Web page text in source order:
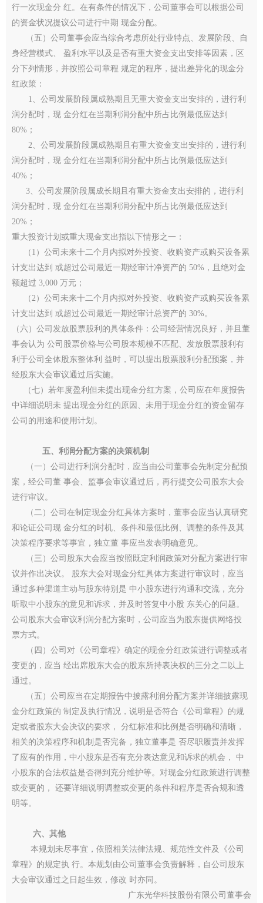
行一次现金分 红。在有条件的情况下，公司董事会可以根据公司
的资金状况提议公司进行中期 现金分配。
（五）公司董事会应当综合考虑所处行业特点、发展阶段、自
身经营模式、 盈利水平以及是否有重大资金支出安排等因素，区
分下列情形，并按照公司章程 规定的程序，提出差异化的现金分
红政策：
1、公司发展阶段属成熟期且无重大资金支出安排的，进行利
润分配时，现 金分红在当期利润分配中所占比例最低应达到
80%；
2、公司发展阶段属成熟期且有重大资金支出安排的，进行利
润分配时，现 金分红在当期利润分配中所占比例最低应达到
40%；
3、公司发展阶段属成长期且有重大资金支出安排的，进行利
润分配时，现 金分红在当期利润分配中所占比例最低应达到
20%；
重大投资计划或重大现金支出指以下情形之一：
（1）公司未来十二个月内拟对外投资、收购资产或购买设备累
计支出达到 或超过公司最近一期经审计净资产的 50%，且绝对金
额超过 3,000 万元；
（2）公司未来十二个月内拟对外投资、收购资产或购买设备累
计支出达到 或超过公司最近一期经审计总资产的 30%。
（六）公司发放股票股利的具体条件：公司经营情况良好，并且董
事会认为 公司股票价格与公司股本规模不匹配、发放股票股利有
利于公司全体股东整体利 益时，可以提出股票股利分配预案，并
经股东大会审议通过后实施。
（七）若年度盈利但未提出现金分红方案，公司应在年度报告
中详细说明未 提出现金分红的原因、未用于现金分红的资金留存
公司的用途和使用计划。
五、利润分配方案的决策机制
（一）公司进行利润分配时，应当由公司董事会先制定分配预
案，经公司董 事会、监事会审议通过后，再行提交公司股东大会
进行审议。
（二）公司在制定现金分红具体方案时，董事会应当认真研究
和论证公司现 金分红的时机、条件和最低比例、调整的条件及其
决策程序要求等事宜，独立董 事应当发表明确意见。
（三）公司股东大会应当按照既定利润政策对分配方案进行审
议并作出决议。 股东大会对现金分红具体方案进行审议时，应当
通过多种渠道主动与股东特别是 中小股东进行沟通和交流，充分
听取中小股东的意见和诉求，并及时答复中小股 东关心的问题。
公司股东大会审议利润分配方案时，公司应当为股东提供网络投
票方式。
（四）公司对《公司章程》确定的现金分红政策进行调整或者
变更的，应当 经出席股东大会的股东所持表决权的三分之二以上
通过。
（五）公司应当在定期报告中披露利润分配方案并详细披露现
金分红政策的 制定及执行情况，说明是否符合《公司章程》的规
定或者股东大会决议的要求， 分红标准和比例是否明确和清晰，
相关的决策程序和机制是否完备，独立董事是 否尽职履责并发挥
了应有的作用，中小股东是否有充分表达意见和诉求的机会， 中
小股东的合法权益是否得到充分维护等。对现金分红政策进行调整
或变更的， 还要详细说明调整或变更的条件和程序是否合规和透
明等。
六、其他
本规划未尽事宜，依照相关法律法规、规范性文件及《公司
章程》的规定执 行。本规划由公司董事会负责解释，自公司股东
大会审议通过之日起生效，修改 时亦同。
广东光华科技股份有限公司董事会